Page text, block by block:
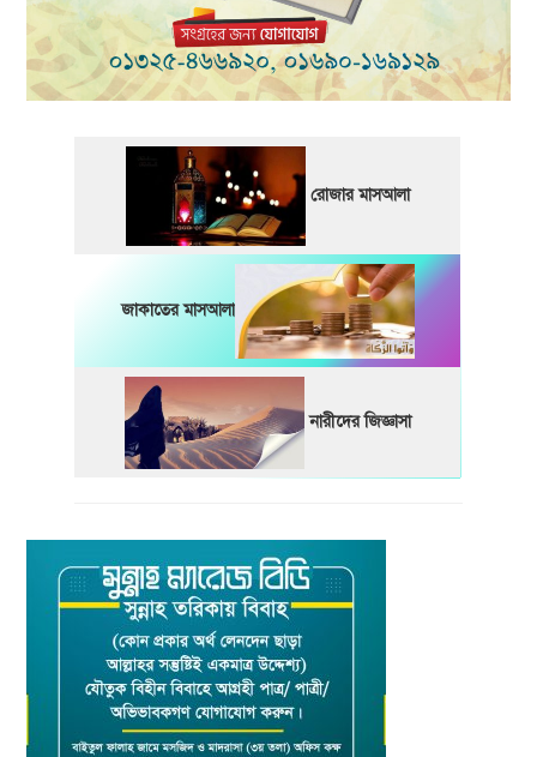
রোজার মাসআলা
জাকাতের মাসআলা
নারীদের জিজ্ঞাসা